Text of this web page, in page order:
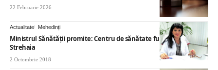
22 Februarie 2026
Actualitate Mehedinți
Ministrul Sănătăţii promite: Centru de sănătate funcţional, în
Strehaia
2 Octombrie 2018